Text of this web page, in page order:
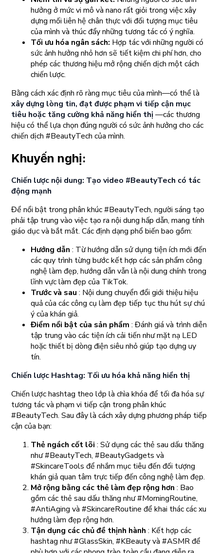
hưởng ở mức vi mô và nano rất giỏi trong việc xây
dựng mối liên hệ chân thực với đối tượng mục tiêu
của mình và thúc đẩy những tương tác có ý nghĩa.
Tối ưu hóa ngân sách: Hợp tác với những người có
sức ảnh hưởng nhỏ hơn sẽ tiết kiệm chi phí hơn, cho
phép các thương hiệu mở rộng chiến dịch một cách
chiến lược.
Bằng cách xác định rõ ràng mục tiêu của mình—có thể là
xây dựng lòng tin, đạt được phạm vi tiếp cận mục
tiêu hoặc tăng cường khả năng hiển thị—các thương
hiệu có thể lựa chọn đúng người có sức ảnh hưởng cho các
chiến dịch #BeautyTech của mình.
Khuyến nghị:
Chiến lược nội dung: Tạo video #BeautyTech có tác
động mạnh
Để nổi bật trong phân khúc #BeautyTech, người sáng tạo
phải tập trung vào việc tạo ra nội dung hấp dẫn, mang tính
giáo dục và bắt mắt. Các định dạng phổ biến bao gồm:
Hướng dẫn : Từ hướng dẫn sử dụng tiện ích mới đến
các quy trình từng bước kết hợp các sản phẩm công
nghệ làm đẹp, hướng dẫn vẫn là nội dung chính trong
lĩnh vực làm đẹp của TikTok.
Trước và sau : Nội dung chuyển đổi giới thiệu hiệu
quả của các công cụ làm đẹp tiếp tục thu hút sự chú
ý của khán giả.
Điểm nổi bật của sản phẩm : Đánh giá và trình diễn
tập trung vào các tiện ích cải tiến như mặt nạ LED
hoặc thiết bị dòng điện siêu nhỏ giúp tạo dựng uy
tín.
Chiến lược Hashtag: Tối ưu hóa khả năng hiển thị
Chiến lược hashtag theo lớp là chìa khóa để tối đa hóa sự
tương tác và phạm vi tiếp cận trong phân khúc
#BeautyTech. Sau đây là cách xây dựng phương pháp tiếp
cận của bạn:
Thẻ ngách cốt lõi : Sử dụng các thẻ sau dấu thăng
như #BeautyTech, #BeautyGadgets và
#SkincareTools để nhắm mục tiêu đến đối tượng
khán giả quan tâm trực tiếp đến công nghệ làm đẹp.
Mở rộng bằng các thẻ làm đẹp rộng hơn : Bao
gồm các thẻ sau dấu thăng như #MorningRoutine,
#AntiAging và #SkincareRoutine để khai thác các xu
hướng làm đẹp rộng hơn.
Tận dụng các chủ đề thịnh hành : Kết hợp các
hashtag như #GlassSkin, #KBeauty và #ASMR để